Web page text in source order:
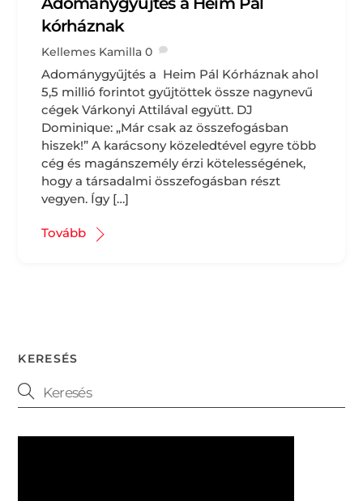
kórháznak
Kellemes Kamilla 0
Adománygyűjtés a Heim Pál Kórháznak ahol
5,5 millió forintot gyűjtöttek össze nagynevű
cégek Várkonyi Attilával együtt. DJ
Dominique: „Már csak az összefogásban
hiszek!” A karácsony közeledtével egyre több
cég és magánszemély érzi kötelességének,
hogy a társadalmi összefogásban részt
vegyen. Így […]
Tovább
KERESÉS